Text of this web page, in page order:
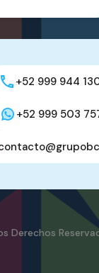
+52 999 944
+52 999 503
Derechos